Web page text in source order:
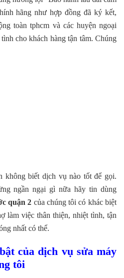
hãng như hợp đồng đã ký kết,
toàn tphcm và các huyện ngoại
cho khách hàng tận tâm. Chúng
không biết dịch vụ nào tốt để gọi.
ngần ngại gì nữa hãy tin dùng
quận 2 của chúng tôi có khác biệt
làm việc thân thiện, nhiệt tình, tận
nhất có thể.
của dịch vụ sửa máy
tôi